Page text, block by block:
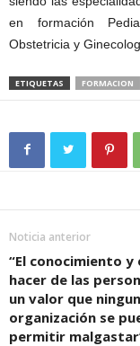
en formación
Obstetricia y
ETIQUETAS FORMACION
Noticia anterior
“El conocimiento y
hacer de las
un valor que
organización se
permitir